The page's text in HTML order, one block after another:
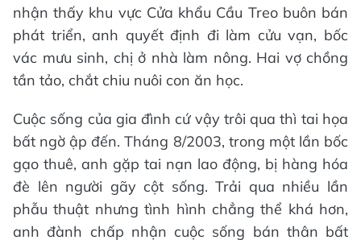
nhận thấy khu vực Cửa khẩu Cầu Treo buôn bán
phát triển, anh quyết định đi làm cửu vạn, bốc
vác mưu sinh, chị ở nhà làm nông. Hai vợ chồng
tần tảo, chắt chiu nuôi con ăn học.
Cuộc sống của gia đình cứ vậy trôi qua thì tai họa
bất ngờ ập đến. Tháng 8/2003, trong một lần bốc
gạo thuê, anh gặp tai nạn lao động, bị hàng hóa
đè lên người gãy cột sống. Trải qua nhiều lần
phẫu thuật nhưng tình hình chẳng thể khá hơn,
anh đành chấp nhận cuộc sống bán thân bất